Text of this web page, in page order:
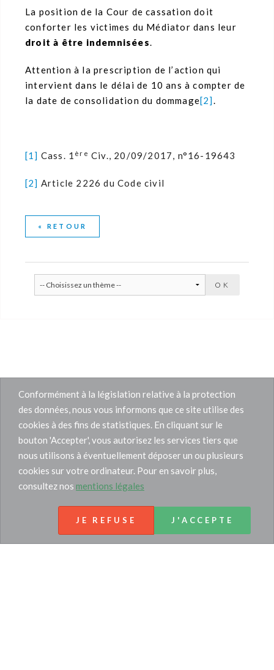
La position de la Cour de cassation doit
conforter les victimes du Médiator dans leur
droit à être indemnisées.
Attention à la prescription de l’action qui
intervient dans le délai de 10 ans à compter de
la date de consolidation du dommage[2].
[1] Cass. 1 ère Civ., 20/09/2017, n°16-19643
[2] Article 2226 du Code civil
« RETOUR
Conformément à la législation relative à la protection
des données, nous vous informons que ce site utilise des
cookies à des fins de statistiques. En cliquant sur le
bouton 'Accepter', vous autorisez les services tiers que
nous utilisons à éventuellement déposer un ou plusieurs
cookies sur votre ordinateur. Pour en savoir plus,
consultez nos mentions légales
JE REFUSE J'ACCEPTE